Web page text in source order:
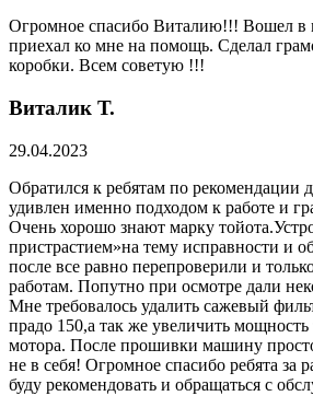
Огромное спасибо Виталию!!! Вошел
приехал ко мне на помощь. Сделал
коробки. Всем советую !!!
Виталик Т.
29.04.2023
Обратился к ребятам по рекомендации
удивлен именно подходом к работе и
Очень хорошо знают марку
пристрастием»на тему исправности и
после все равно перепроверили и
работам. Попутно при осмотре дали
Мне требовалось удалить сажевый
прадо 150,а так же увеличить мощность
мотора. После прошивки машину
не в себя! Огромное спасибо ребята за
буду рекомендовать и обращаться с